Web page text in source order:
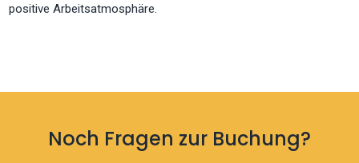
positive Arbeitsatmosphäre.
Noch Fragen zur Buchung?